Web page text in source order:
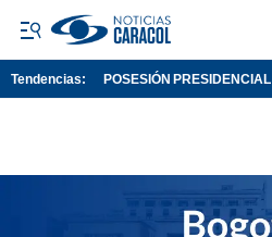
Tendencias: POSESIÓN PRESIDENCIAL